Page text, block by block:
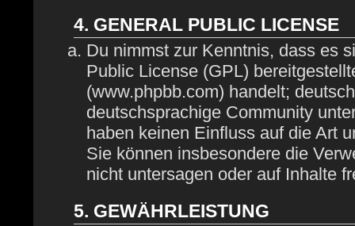
4. GENERAL PUBLIC LICENSE
Du nimmst zur Kenntnis, dass es
Public License (GPL)
(www.phpbb.com) handelt;
deutschsprachige Community
haben keinen Einfluss auf die Art
Sie können insbesondere die
nicht untersagen oder auf Inhalte
5. GEWÄHRLEISTUNG